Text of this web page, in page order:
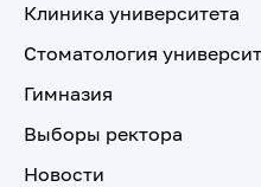
Клиника университета
Стоматология
Гимназия
Выборы ректора
Новости